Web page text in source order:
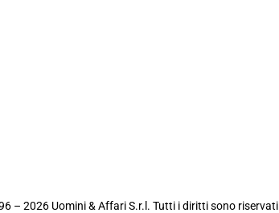
– 2026 Uomini & Affari S.r.l. Tutti i diritti sono riservati